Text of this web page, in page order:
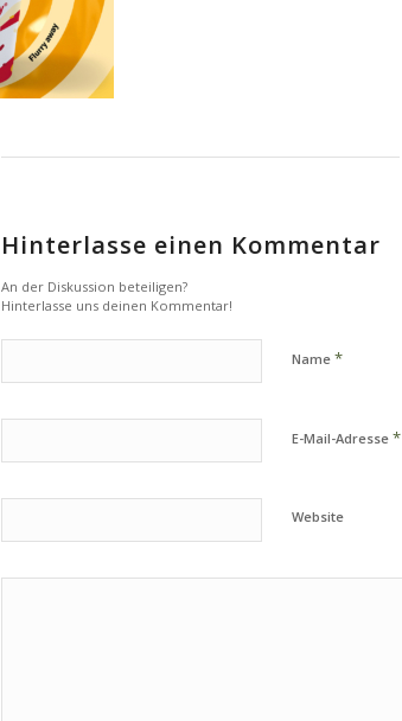
Hinterlasse einen Kommentar
An der Diskussion beteiligen?
Hinterlasse uns deinen Kommentar!
Name *
E-Mail-Adresse *
Website